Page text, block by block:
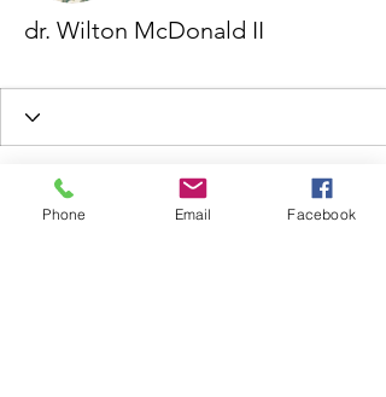
dr. Wilton McDonald II
Phone Email Facebook